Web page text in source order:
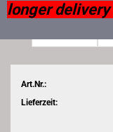
longer
Art.Nr.:
Lieferzeit: